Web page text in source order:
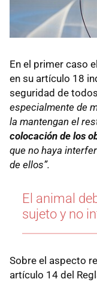
En el primer caso el
en su artículo 18
seguridad de
especialmente de
la mantengan el
colocación de los
que no haya
de ellos”.
El animal
sujeto y no
Sobre el aspecto
artículo 14 del